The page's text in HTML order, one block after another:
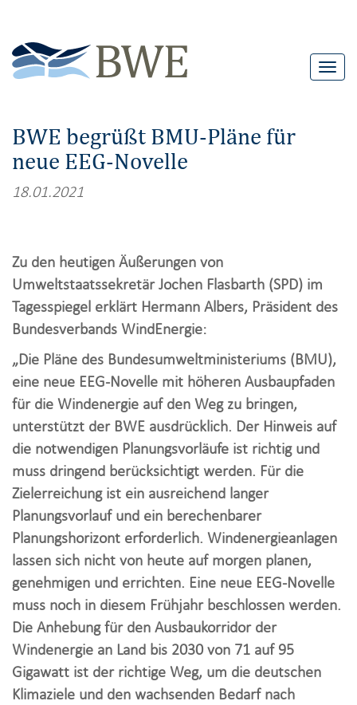
T
a
i
o
BWE begrüßt BMU-Pläne für
neue EEG-Novelle
18.01.2021
Zu den heutigen Äußerungen von
Umweltstaatssekretär Jochen Flasbarth (SPD) im
Tagesspiegel erklärt Hermann Albers, Präsident des
Bundesverbands WindEnergie:
„Die Pläne des Bundesumweltministeriums (BMU),
eine neue EEG-Novelle mit höheren Ausbaupfaden
für die Windenergie auf den Weg zu bringen,
unterstützt der BWE ausdrücklich. Der Hinweis auf
die notwendigen Planungsvorläufe ist richtig und
muss dringend berücksichtigt werden. Für die
Zielerreichung ist ein ausreichend langer
Planungsvorlauf und ein berechenbarer
Planungshorizont erforderlich. Windenergieanlagen
lassen sich nicht von heute auf morgen planen,
genehmigen und errichten. Eine neue EEG-Novelle
muss noch in diesem Frühjahr beschlossen werden.
Die Anhebung für den Ausbaukorridor der
Windenergie an Land bis 2030 von 71 auf 95
Gigawatt ist der richtige Weg, um die deutschen
Klimaziele und den wachsenden Bedarf nach